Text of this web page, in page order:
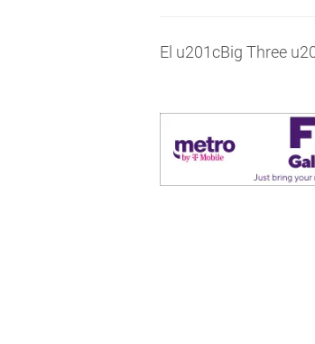
El u201cBig Three